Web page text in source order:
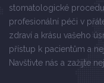
stomatologické
profesionální péči v
zdraví a krásu vašeho
přístup k pacientům a
Navštivte nás a zažijte